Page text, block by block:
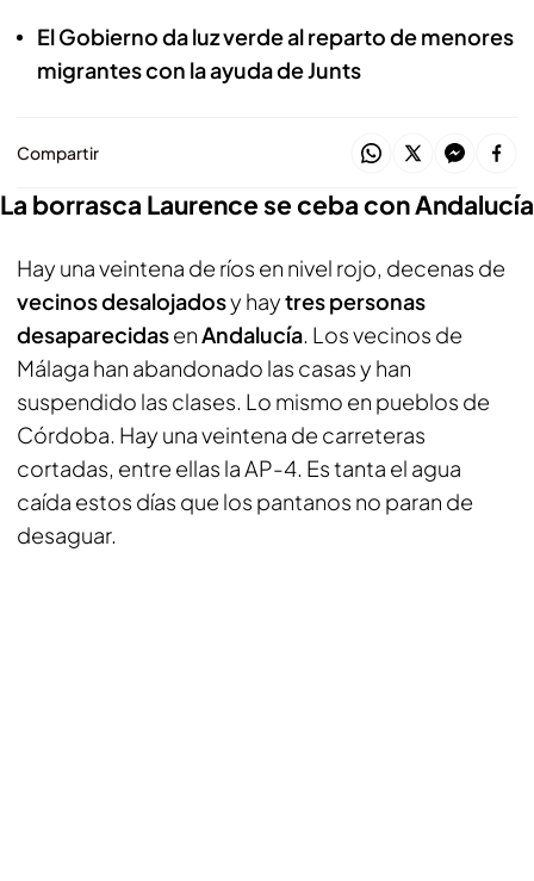
El Gobierno da luz verde al reparto de menores
migrantes con la ayuda de Junts
Compartir
La borrasca Laurence se ceba con Andalucía
Hay una veintena de ríos en nivel rojo, decenas de
vecinos desalojadosy haytres personas
desaparecidasenAndalucía. Los vecinos de
Málaga han abandonado las casas y han
suspendido las clases. Lo mismo en pueblos de
Córdoba. Hay una veintena de carreteras
cortadas, entre ellas la AP-4. Es tanta el agua
caída estos días que los pantanos no paran de
desaguar.